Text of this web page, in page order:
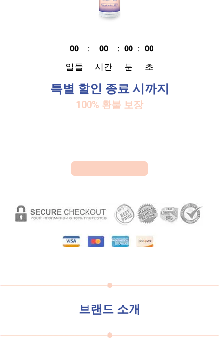
00
일들
: 00
시간
: 00
분
: 00
초
특별 할인 종료 시까지
100% 환불 보장
브랜드 소개